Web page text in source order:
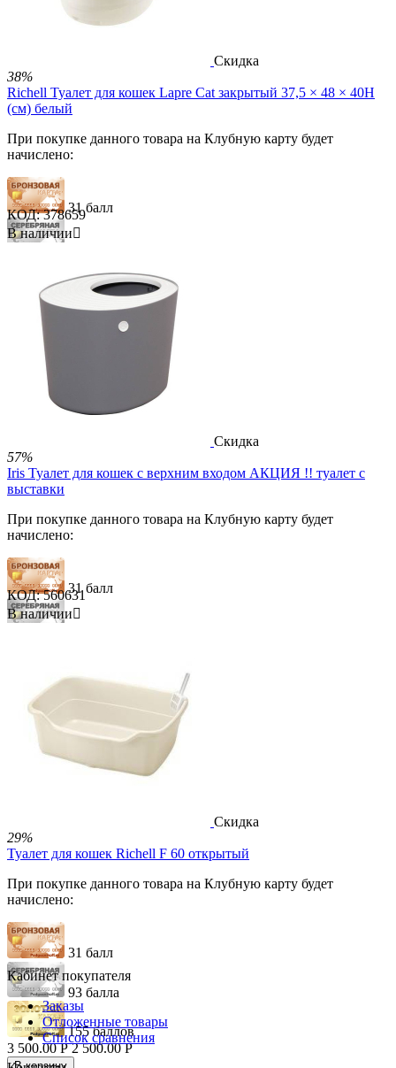
Скидка
38%
Richell Туалет для кошек Lapre Cat закрытый 37,5 × 48 × 40H
(см) белый
При покупке данного товара на Клубную карту будет
начислено:
31 балл
155 баллов
5 000.00 Р
В корзину
КОД: 378659
В наличии
Скидка
57%
Iris Туалет для кошек с верхним входом АКЦИЯ !! туалет с
выставки
При покупке данного товара на Клубную карту будет
начислено:
31 балл
5 300.00 Р 2 300.00 Р
В корзину
КОД: 560631
В наличии
Скидка
29%
Туалет для кошек Richell F 60 открытый
При покупке данного товара на Клубную карту будет
начислено:
31 балл
93 балла
155 баллов
3 500.00 Р 2 500.00 Р
В корзину
Кабинет покупателя
Заказы
Отложенные товары
Список сравнения